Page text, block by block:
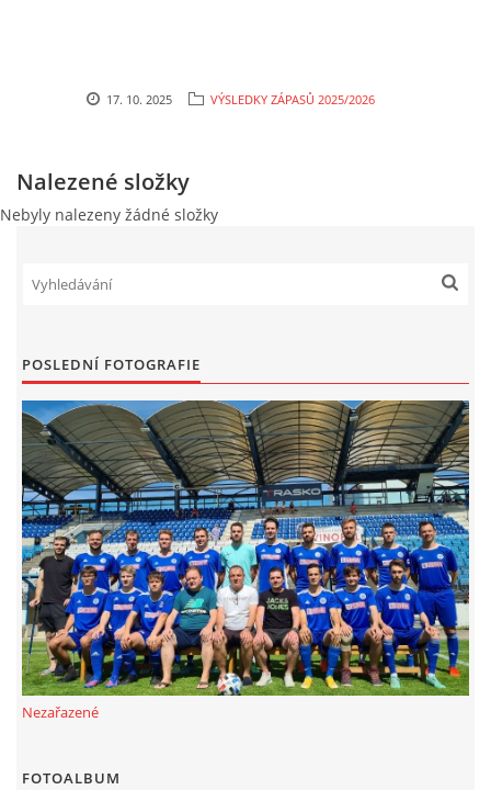
17. 10. 2025 VÝSLEDKY ZÁPASŮ 2025/2026
Nalezené složky
Nebyly nalezeny žádné složky
POSLEDNÍ FOTOGRAFIE
Nezařazené
FOTOALBUM